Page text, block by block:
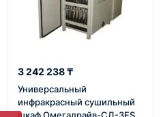
3 242 238 ₸
Универсальный
инфракрасный сушильный